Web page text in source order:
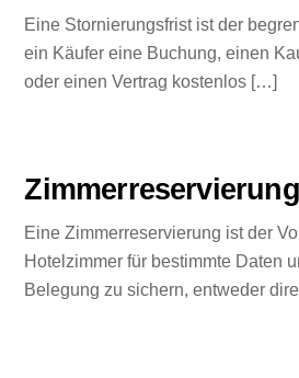
Eine Stornierungsfrist ist der
ein Käufer eine Buchung, einen
oder einen Vertrag kostenlos […]
Zimmerreservierung
Eine Zimmerreservierung ist der
Hotelzimmer für bestimmte Daten
Belegung zu sichern, entweder